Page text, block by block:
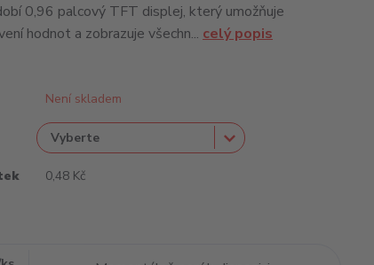
0,96 palcový TFT displej, který umožňuje
hodnot a zobrazuje všechn... celý popis
Není skladem
0,48 Kč